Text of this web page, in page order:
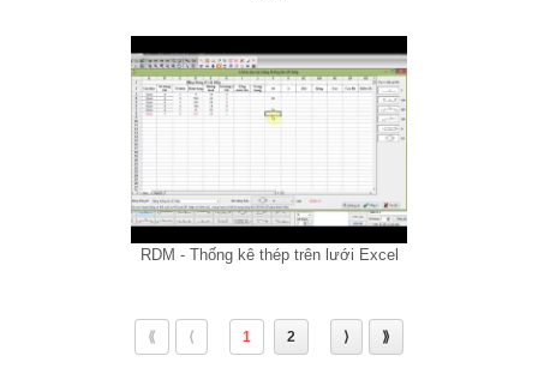
RDM - Thống kê thép trên lưới Excel
⟪ ⟨ 1 2 ⟩ ⟫